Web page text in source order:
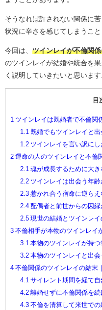
そうなれば許されない関係に
状況に辛さを感じてしまうこと
今回は、 ツインレイが不倫関
のツインレイが結婚や統合を
く説明していきたいと思います
目
1
ツインレイは既婚者で不倫関
1.1
既婚でもツインレイと
1.2ツインレイを言い訳にし
2 運命の人のツインレイと不倫
2.1 魂が成長するために大
2.2ツインレイは出会う年齢
2.3惹かれ合う宿命に逆らえ
2.4配偶者と前世からの因縁
2.5現世の結婚とツインレイ
3 不倫相手が本物のツインレイ
3.1 本物のツインレイが持つ
3.2本物のツインレイと出会
4 不倫関係のツインレイの結末
4.1 サイレント期間を経て自
4.2離婚せずに不倫関係を続
4.3不倫を清算して来世での